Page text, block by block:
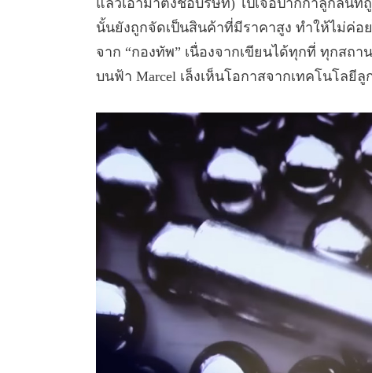
นั้นยังถูกจัดเป็นสินค้าที่มีราคาสูง ทำให้ไม่ค่
จาก “กองทัพ” เนื่องจากเขียนได้ทุกที่ ทุกสถ
บนฟ้า Marcel เล็งเห็นโอกาสจากเทคโนโล